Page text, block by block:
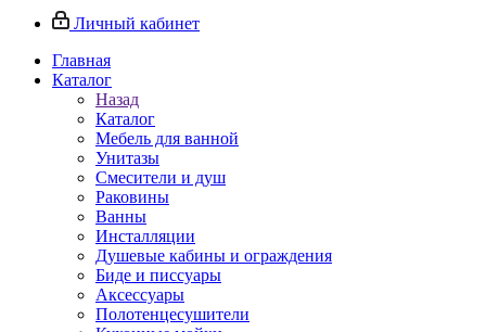
Личный кабинет
Главная
Каталог
Назад
Каталог
Мебель для ванной
Унитазы
Смесители и душ
Раковины
Ванны
Инсталляции
Душевые кабины и ограждения
Биде и писсуары
Аксессуары
Полотенцесушители